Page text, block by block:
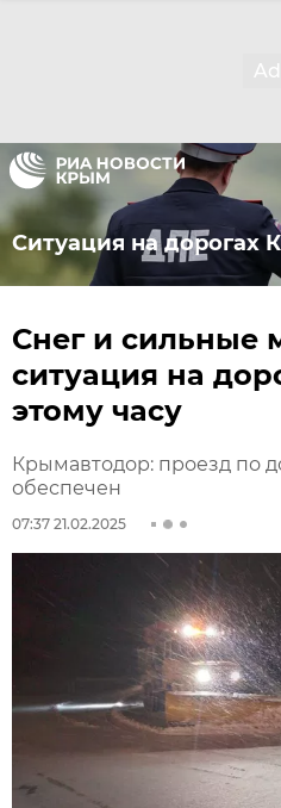
Ситуация на дорогах
Снег и сильные
ситуация на
этому часу
Крымавтодор: проезд по
обеспечен
07:37 21.02.2025